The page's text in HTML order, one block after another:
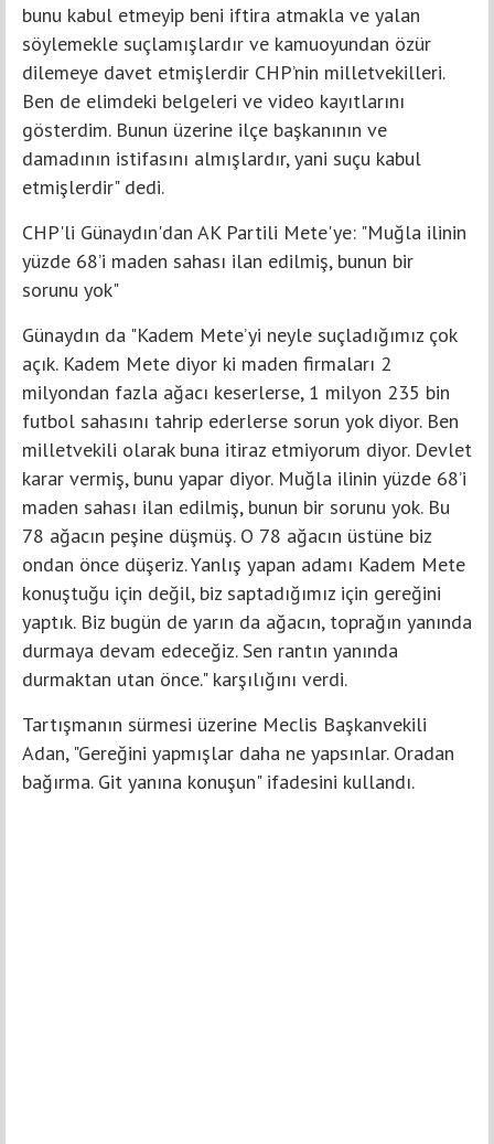
bunu kabul etmeyip beni iftira atmakla ve yalan
söylemekle suçlamışlardır ve kamuoyundan özür
dilemeye davet etmişlerdir CHP’nin milletvekilleri.
Ben de elimdeki belgeleri ve video kayıtlarını
gösterdim. Bunun üzerine ilçe başkanının ve
damadının istifasını almışlardır, yani suçu kabul
etmişlerdir" dedi.
CHP'li Günaydın'dan AK Partili Mete'ye: "Muğla ilinin
yüzde 68’i maden sahası ilan edilmiş, bunun bir
sorunu yok"
Günaydın da "Kadem Mete’yi neyle suçladığımız çok
açık. Kadem Mete diyor ki maden firmaları 2
milyondan fazla ağacı keserlerse, 1 milyon 235 bin
futbol sahasını tahrip ederlerse sorun yok diyor. Ben
milletvekili olarak buna itiraz etmiyorum diyor. Devlet
karar vermiş, bunu yapar diyor. Muğla ilinin yüzde 68’i
maden sahası ilan edilmiş, bunun bir sorunu yok. Bu
78 ağacın peşine düşmüş. O 78 ağacın üstüne biz
ondan önce düşeriz. Yanlış yapan adamı Kadem Mete
konuştuğu için değil, biz saptadığımız için gereğini
yaptık. Biz bugün de yarın da ağacın, toprağın yanında
durmaya devam edeceğiz. Sen rantın yanında
durmaktan utan önce." karşılığını verdi.
Tartışmanın sürmesi üzerine Meclis Başkanvekili
Adan, "Gereğini yapmışlar daha ne yapsınlar. Oradan
bağırma. Git yanına konuşun" ifadesini kullandı.